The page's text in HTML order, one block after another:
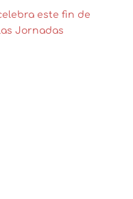
este fin de
Jornadas